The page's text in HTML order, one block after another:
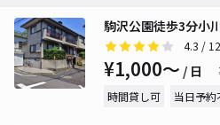
駒沢公園徒歩3分小
4.3 /
¥1,000〜 / 日
時間貸し可 当日予約